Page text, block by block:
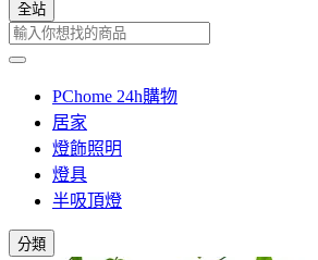
全站
PChome 24h購物
居家
燈飾照明
燈具
半吸頂燈
分類